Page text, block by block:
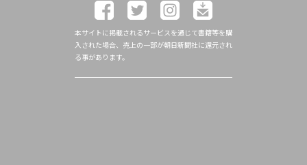
本サイトに掲載されるサービスを通じて書籍等を購
入された場合、売上の一部が朝日新聞社に還元され
る事があります。